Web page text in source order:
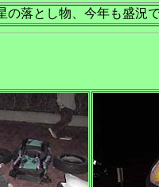
の落とし物、今年も盛況